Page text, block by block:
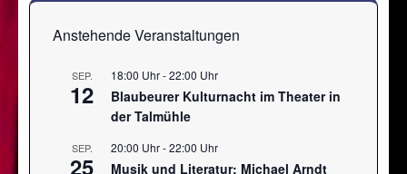
Anstehende Veranstaltungen
SEP.
12
18:00 Uhr-22:00 Uhr
Blaubeurer Kulturnacht im Theater in
der Talmühle
SEP.
25
20:00 Uhr-22:00 Uhr
Musik und Literatur: Michael Arndt